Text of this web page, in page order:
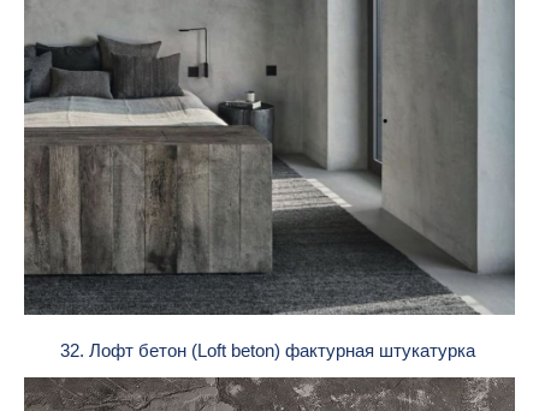
32. Лофт бетон (Loft beton) фактурная штукатурка